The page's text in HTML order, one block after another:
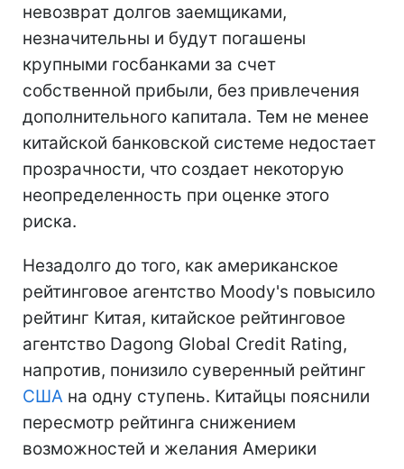
невозврат долгов заемщиками,
незначительны и будут погашены
крупными госбанками за счет
собственной прибыли, без привлечения
дополнительного капитала. Тем не менее
китайской банковской системе недостает
прозрачности, что создает некоторую
неопределенность при оценке этого
риска.
Незадолго до того, как американское
рейтинговое агентство Moody's повысило
рейтинг Китая, китайское рейтинговое
агентство Dagong Global Credit Rating,
напротив, понизило суверенный рейтинг
США на одну ступень. Китайцы пояснили
пересмотр рейтинга снижением
возможностей и желания Америки